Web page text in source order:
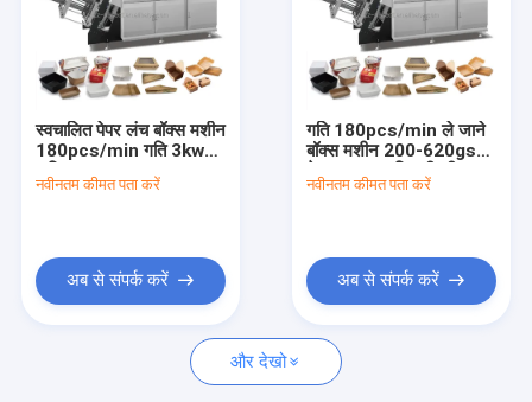
हमारे बारे में
कारखाना भ्रमण
पेपर कप बनाने की मशीनें
पेपर कप डाई कटिंग मशीन
स्वचालित पेपर लंच बॉक्स मशीन
180pcs/min गति 3kw
शक्ति 2300kg वजन
नवीनतम कीमत पता करें
अब से संपर्क करें
गति 180pcs/min ले जाने
बॉक्स मशीन 200-620gsm
के साथ 3kw बिजली की
आपूर्ति
नवीनतम कीमत पता करें
अब से संपर्क करें
और देखो